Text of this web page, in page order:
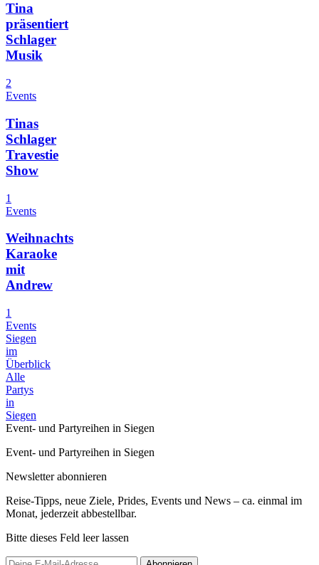
Tina
präsentiert
Schlager
Musik
2
Events
Tinas
Schlager
Travestie
Show
1
Events
Weihnachts
Karaoke
mit
Andrew
1
Events
Siegen
im
Überblick
Alle
Partys
in
Siegen
Event- und Partyreihen in Siegen
Event- und Partyreihen in Siegen
Newsletter abonnieren
Reise-Tipps, neue Ziele, Prides, Events und News – ca. einmal im
Monat, jederzeit abbestellbar.
Bitte dieses Feld leer lassen